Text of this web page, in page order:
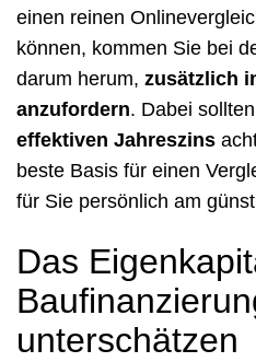
einen reinen
können, kommen Sie bei
darum herum, zusätzlich
anzufordern. Dabei
effektiven Jahreszins
beste Basis für einen
für Sie persönlich am
Das
unterschätzen